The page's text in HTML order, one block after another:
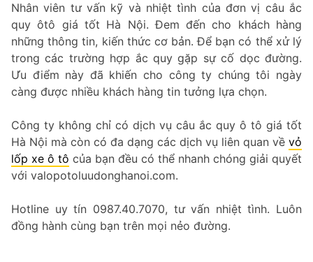
Nhân viên tư vấn kỹ và nhiệt tình của đơn vị câu ắc
quy ôtô giá tốt Hà Nội. Đem đến cho khách hàng
những thông tin, kiến thức cơ bản. Để bạn có thể xử lý
trong các trường hợp ắc quy gặp sự cố dọc đường.
Ưu điểm này đã khiến cho công ty chúng tôi ngày
càng được nhiều khách hàng tin tưởng lựa chọn.
Công ty không chỉ có dịch vụ câu ắc quy ô tô giá tốt
Hà Nội mà còn có đa dạng các dịch vụ liên quan về vỏ
lốp xe ô tô của bạn đều có thể nhanh chóng giải quyết
với valopotoluudonghanoi.com.
Hotline uy tín 0987.40.7070, tư vấn nhiệt tình. Luôn
đồng hành cùng bạn trên mọi nẻo đường.